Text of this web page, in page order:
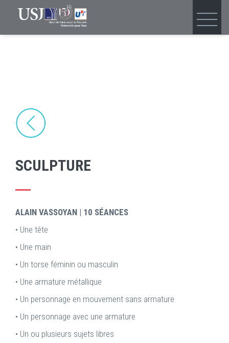
SCULPTURE
ALAIN VASSOYAN | 10 SÉANCES
• Une tête
• Une main
• Un torse féminin ou masculin
• Une armature métallique
• Un personnage en mouvement sans armature
• Un personnage avec une armature
• Un ou plusieurs sujets libres